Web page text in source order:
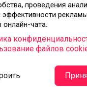
проведения
эффективности
онлайн-чата.
файлов
заказать
